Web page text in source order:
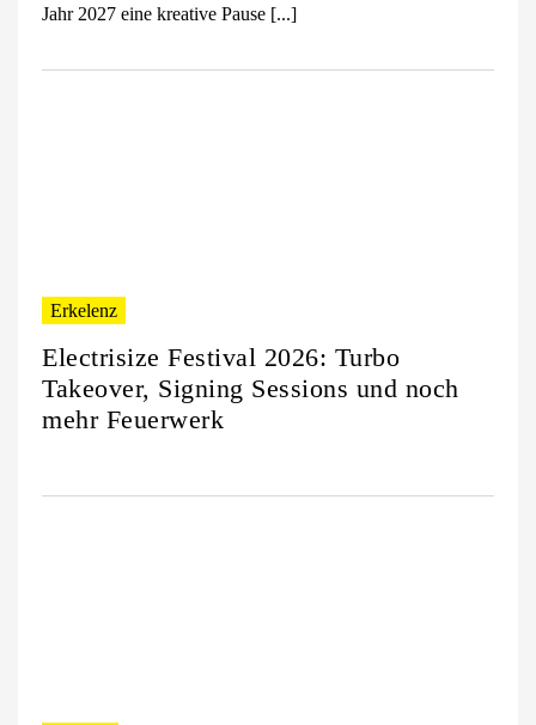
Jahr 2027 eine kreative Pause [...]
Erkelenz
Electrisize Festival 2026: Turbo
Takeover, Signing Sessions und noch
mehr Feuerwerk